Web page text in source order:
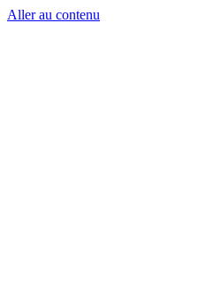
Aller au contenu